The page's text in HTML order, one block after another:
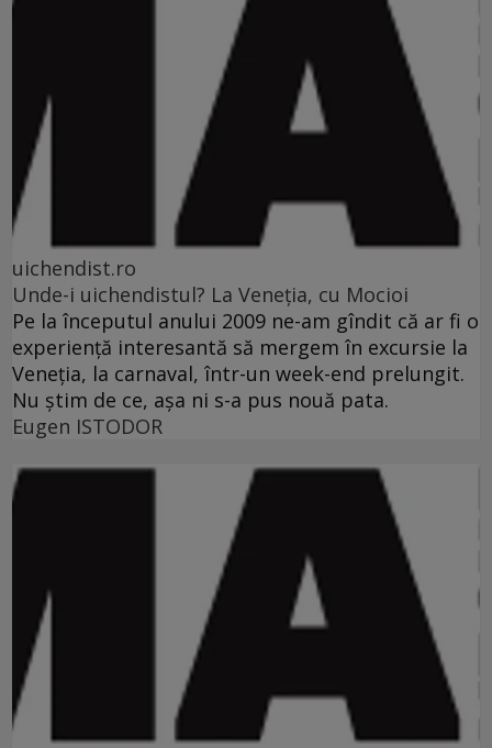
uichendist.ro
Unde-i uichendistul? La Veneţia, cu Mocioi
Pe la începutul anului 2009 ne-am gîndit că ar fi o
experienţă interesantă să mergem în excursie la
Veneţia, la carnaval, într-un week-end prelungit.
Nu ştim de ce, aşa ni s-a pus nouă pata.
Eugen ISTODOR